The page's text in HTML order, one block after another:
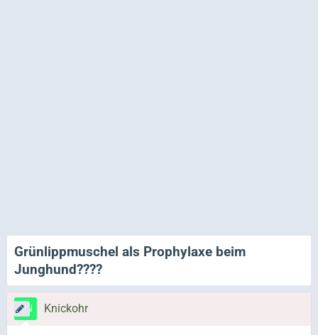
Grünlippmuschel als Prophylaxe beim
Junghund????
Knickohr